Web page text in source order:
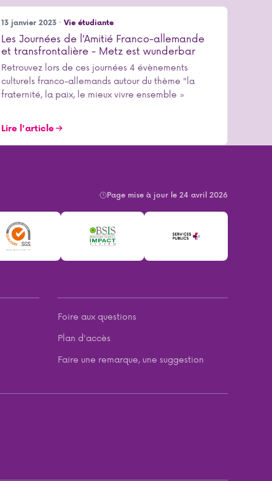
13 janvier 2023 · Vie étudiante
Les Journées de l’Amitié Franco-allemande
et transfrontalière - Metz est wunderbar
Retrouvez lors de ces journées 4 évènements
culturels franco-allemands autour du thème "la
fraternité, la paix, le mieux vivre ensemble »
Lire l'article
Page mise à jour le 24 avril 2026
Foire aux questions
Plan d'accès
Faire une remarque, une suggestion